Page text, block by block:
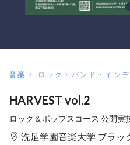
音楽 ロック・バンド・イン
HARVEST vol.2
ロック＆ポップスコース 公開実
洗足学園音楽大学 ブラッ